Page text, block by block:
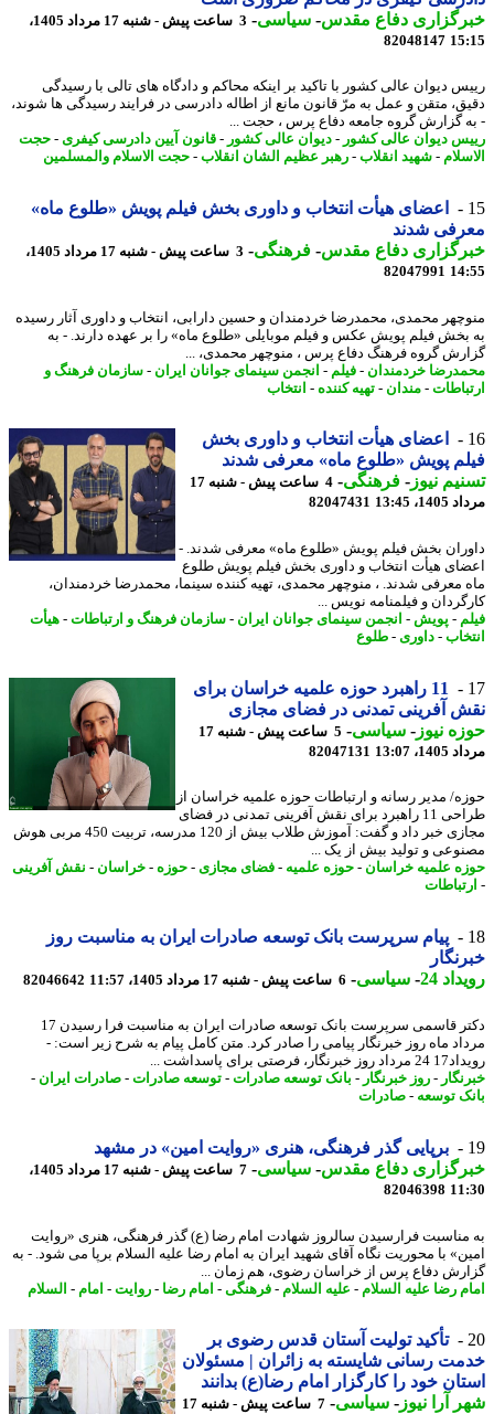
دفاع مقدس-سیاسی-
3 ساعت پیش - شنبه 17 مرداد 1405،
82048147
دیوان عالی کشور با تاکید بر اینکه محاکم و دادگاه های تالی با رسیدگی
متقن و عمل به مرّ قانون مانع از اطاله دادرسی در فرایند رسیدگی ها شوند،
گزارش گروه جامعه دفاع پرس ، حجت ...
دیوان عالی کشور-دیوان عالی کشور-قانون آیین دادرسی کیفری- حجت
-شهید انقلاب-رهبر عظیم الشان انقلاب-حجت الاسلام والمسلمین
اعضای هیأت انتخاب و داوری بخش فیلم پویش «طلوع ماه»
شدند
دفاع مقدس-فرهنگی-
3 ساعت پیش - شنبه 17 مرداد 1405،
82047991
محمدی، محمدرضا خردمندان و حسین دارابی، انتخاب و داوری آثار رسیده
فیلم پویش عکس و فیلم موبایلی «طلوع ماه» را بر عهده دارند. - به
گروه فرهنگ دفاع پرس ، منوچهر محمدی، ...
خردمندان- فیلم -انجمن سینمای جوانان ایران -
سازمان فرهنگ و
-مندان- تهیه کننده-انتخاب
اعضای هیأت انتخاب و داوری بخش
پویش «طلوع ماه» معرفی شدند
نیوز-فرهنگی-
4 ساعت پیش - شنبه 17
13:45
82047431
بخش فیلم پویش «طلوع ماه» معرفی شدند. -
هیأت انتخاب و داوری بخش فیلم پویش طلوع
معرفی شدند. ، منوچهر محمدی، تهیه کننده سینما، محمدرضا خردمندان،
و فیلمنامه نویس ...
-پویش-انجمن سینمای جوانان ایران - سازمان فرهنگ و ارتباطات-هیأت
-داوری - طلوع
11 راهبرد حوزه علمیه خراسان برای
آفرینی تمدنی در فضای مجازی
نیوز-سیاسی-
5 ساعت پیش - شنبه 17
13:07
82047131
مدیر رسانه و ارتباطات حوزه علمیه خراسان از
طراحی 11 راهبرد برای نقش آفرینی تمدنی در فضای
مجازی خبر داد و گفت: آموزش طلاب بیش از 120 مدرسه، تربیت 450 مربی هوش
و تولید بیش از یک ...
علمیه خراسان-حوزه علمیه-فضای مجازی- حوزه-خراسان-نقش آفرینی
پیام سرپرست بانک توسعه صادرات ایران به مناسبت روز
24
-سیاسی-6 ساعت پیش - شنبه 17 مرداد 1405، 11:57 82046642
دکتر قاسمی سرپرست بانک توسعه صادرات ایران به مناسبت فرا رسیدن 17
ماه روز خبرنگار پیامی را صادر کرد. متن کامل پیام به شرح زیر است: -
فرصتی برای پاسداشت ...
-روز خبرنگار -بانک توسعه صادرات- توسعه صادرات- صادرات ایران -
توسعه-صادرات
برپایی گذر فرهنگی، هنری «روایت امین» در مشهد
دفاع مقدس-سیاسی-
7 ساعت پیش - شنبه 17 مرداد 1405،
82046398
فرارسیدن سالروز شهادت امام رضا (ع) گذر فرهنگی، هنری «روایت
با محوریت نگاه آقای شهید ایران به امام رضا علیه السلام برپا می شود. - به
دفاع پرس از خراسان رضوی، هم زمان ...
رضا علیه السلام-علیه السلام-فرهنگی-امام رضا -روایت-امام -السلام
تأکید تولیت آستان قدس رضوی بر
رسانی شایسته به زائران | مسئولان
خود را کارگزار امام رضا(ع) بدانند
آرا نیوز-سیاسی-
7 ساعت پیش - شنبه 17